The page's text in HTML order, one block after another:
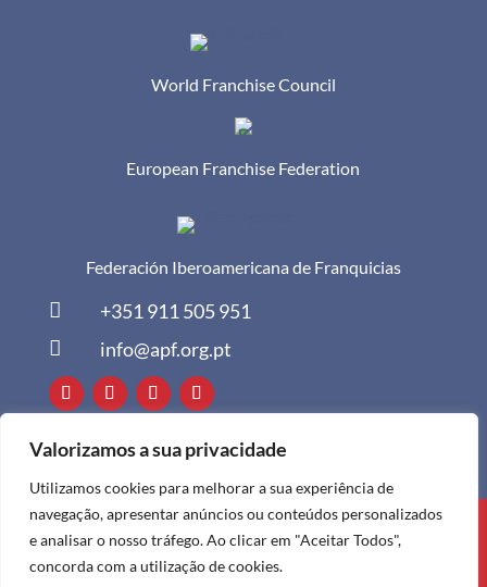
Valorizamos a sua privacidade
Utilizamos cookies para melhorar a sua experiência de
navegação, apresentar anúncios ou conteúdos personalizados
e analisar o nosso tráfego. Ao clicar em "Aceitar Todos",
concorda com a utilização de cookies.
World Franchise Council
European Franchise Federation
Federación Iberoamericana de Franquicias
 +351 911 505 951
 info@apf.org.pt
Todos os direitos reservados à APF ©
2024